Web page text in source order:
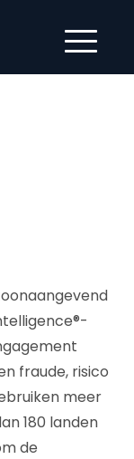
fraude, risico
meer
180 landen
de